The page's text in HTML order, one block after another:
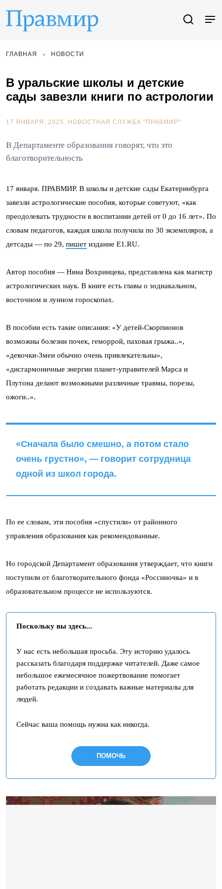
ГЛАВНАЯ НОВОСТИ
В уральские школы и детские
сады завезли книги по астрологии
17 ЯНВАРЯ, 2025. НОВОСТНАЯ СЛУЖБА "ПРАВМИР"
В Департаменте образования говорят, что это
благотворительность
17 января. ПРАВМИР. В школы и детские сады Екатеринбурга
завезли астрологические пособия, которые советуют, «как
преодолевать трудности в воспитании детей от 0 до 16 лет». По
словам педагогов, каждая школа получила по 30 экземпляров, а
детсады — по 29, пишет издание Е1.RU.
Автор пособия — Нина Вохринцева, представлена как магистр
астрологических наук. В книге есть главы о зодиакальном,
восточном и лунном гороскопах.
В пособии есть такие описания: «У детей-Скорпионов
возможны болезни почек, геморрой, паховая грыжа..»,
«девочки-Змеи обычно очень привлекательны»,
«дисгармоничные энергии планет-управителей Марса и
Плутона делают возможными различные травмы, порезы,
ожоги..».
«Сначала было смешно, а потом стало
очень грустно», — говорит сотрудница
одной из школ города.
По ее словам, эти пособия «спустили» от районного
управления образования как рекомендованные.
Но городской Департамент образования утверждает, что книги
поступили от благотворительного фонда «Россиночка» и в
образовательном процессе не используются.
Поскольку вы здесь...
У нас есть небольшая просьба. Эту историю удалось
рассказать благодаря поддержке читателей. Даже самое
небольшое ежемесячное пожертвование помогает
работать редакции и создавать важные материалы для
людей.
Сейчас ваша помощь нужна как никогда.
ПОМОЧЬ